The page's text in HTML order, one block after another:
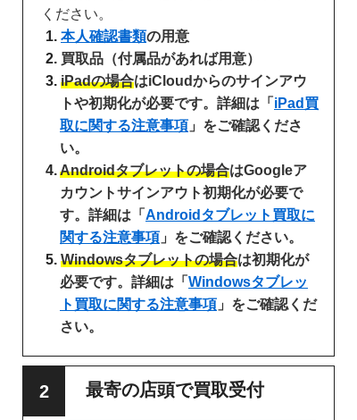
ください。
本人確認書類の用意
買取品（付属品があれば用意）
iPadの場合はiCloudからのサインアウ
トや初期化が必要です。詳細は「 iPad買
取に関する注意事項 」をご確認くださ
い。
Androidタブレットの場合はGoogleア
カウントサインアウト初期化が必要で
す。詳細は「 Androidタブレット買取に
関する注意事項 」をご確認ください。
Windowsタブレットの場合は初期化が
必要です。詳細は「 Windowsタブレッ
ト買取に関する注意事項 」をご確認くだ
さい。
最寄の店頭で買取受付